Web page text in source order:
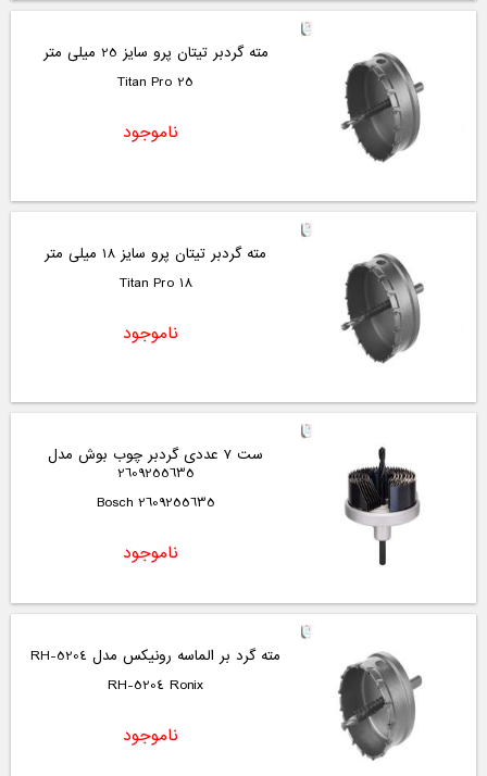
مته گردبر تیتان پرو سایز 25 میلی متر
Titan Pro 25
ناموجود
مته گردبر تیتان پرو سایز 18 میلی متر
Titan Pro 18
ناموجود
ست 7 عددی گردبر چوب بوش مدل
2609255635
2609255635 Bosch
ناموجود
مته گرد بر الماسه رونیکس مدل RH-5204
RH-5204 Ronix
ناموجود